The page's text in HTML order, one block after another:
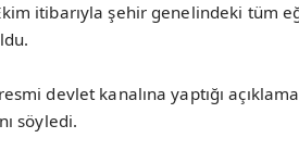
itibarıyla şehir genelindeki tüm
devlet kanalına yaptığı
söyledi.